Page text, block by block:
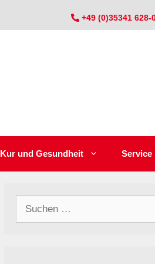
+49 (0)35341 628-
Kur und Gesundheit Service